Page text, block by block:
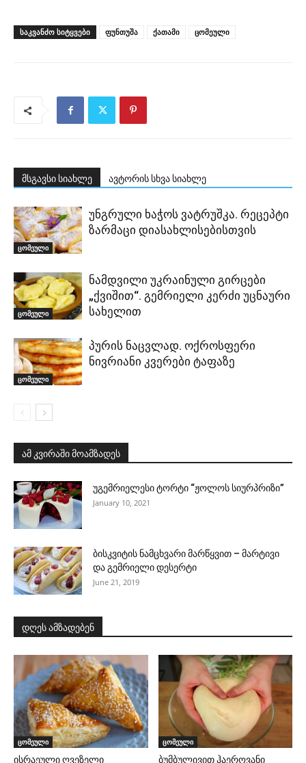
ᲡᲐᲙᲕᲐᲜᲫᲝ ᲡᲘᲢᲧᲕᲔᲑᲘ ფუნთუშა ქათამი ცომეული
მსგავსი სიახლე ავტორის სხვა სიახლე
ცომეული
უნგრული ხაჭოს ვატრუშკა. რეცეპტი
ზარმაცი დიასახლისებისთვის
ცომეული
ნამდვილი უკრაინული გირცები
„ქვიშით“. გემრიელი კერძი უცნაური
სახელით
ცომეული
პურის ნაცვლად. ოქროსფერი
ნივრიანი კვერები ტაფაზე
ამ კვირაში მოამზადეს
უგემრიელესი ტორტი “ჟოლოს სიურპრიზი”
January 10, 2021
ბისკვიტის ნამცხვარი მარწყვით – მარტივი
და გემრიელი დესერტი
June 21, 2019
დღეს ამზადებენ
ცომეული
ისრაეული ღვეზელი
ცომეული
ბუმბულივით ჰაეროვანი